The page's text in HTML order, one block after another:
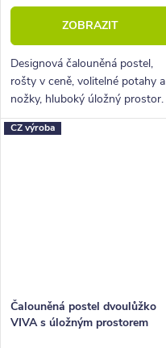
ZOBRAZIT
Designová čalouněná postel,
rošty v ceně, volitelné potahy a
nožky, hluboký úložný prostor.
CZ výroba
Čalouněná postel dvoulůžko
VIVA s úložným prostorem